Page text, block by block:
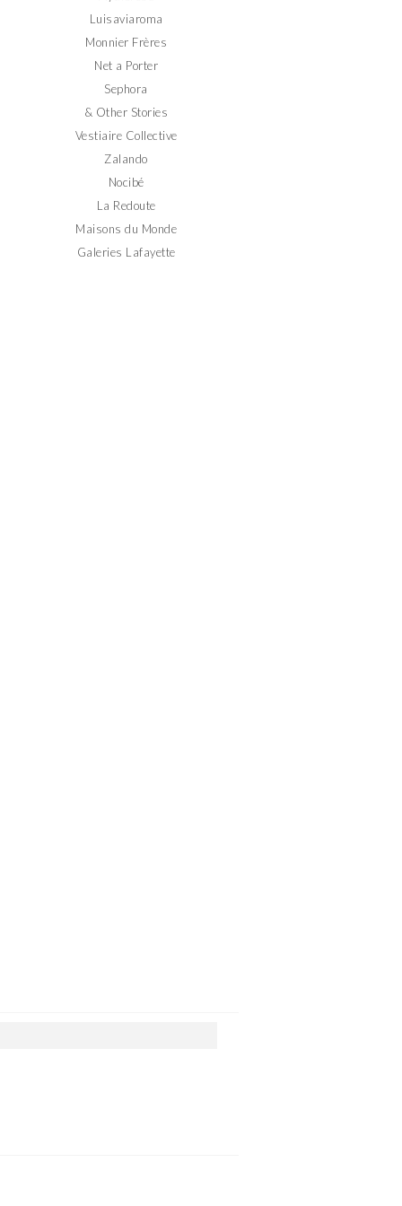
Luisaviaroma
Monnier Frères
Net a Porter
Sephora
& Other Stories
Vestiaire Collective
Zalando
Nocibé
La Redoute
Maisons du Monde
Galeries Lafayette